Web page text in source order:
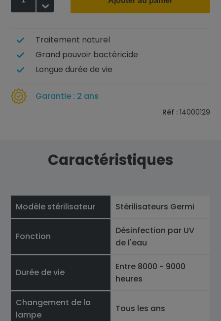
Traitement naturel
Grand pouvoir bactéricide
Longue durée de vie
Garantie : 2 ans
Réf : 14000129
Caractéristiques
Modèle stérilisateur Stérilisateurs Germi
Fonction
Désinfection par UV
de l'eau
Durée de vie
Entre 8000 - 9000
heures
Changement de la
lampe
Tous les ans